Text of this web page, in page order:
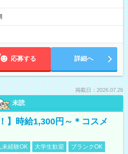
応募する 詳細へ
掲載日：2026.07.26
未読
】時給1,300円～＊コスメ
未経験OK 大学生歓迎
ブランクOK